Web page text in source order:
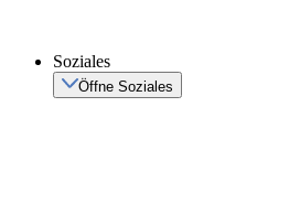
Soziales
Öffne Soziales